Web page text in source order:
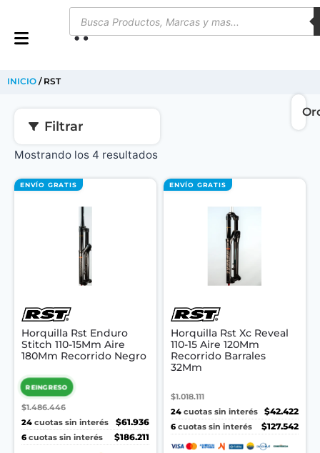
INICIO / RST
Filtrar
Mostrando los 4 resultados
ENVÍO GRATIS
Horquilla Rst Enduro
Stitch 110-15Mm Aire
180Mm Recorrido Negro
REINGRESO
$1.486.446
24 cuotas sin interés
$61.936
6 cuotas sin interés $186.211
ENVÍO GRATIS
Horquilla Rst Xc Reveal
110-15 Aire 120Mm
Recorrido Barrales
32Mm
$1.018.111
24 cuotas sin interés
$42.422
6 cuotas sin interés $127.542